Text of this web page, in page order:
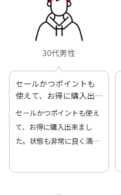
30代男性
セールかつポイントも
使えて、お得に購入出
来ました
セールかつポイントも使え
て、お得に購入出来まし
た。状態も非常に良く満足